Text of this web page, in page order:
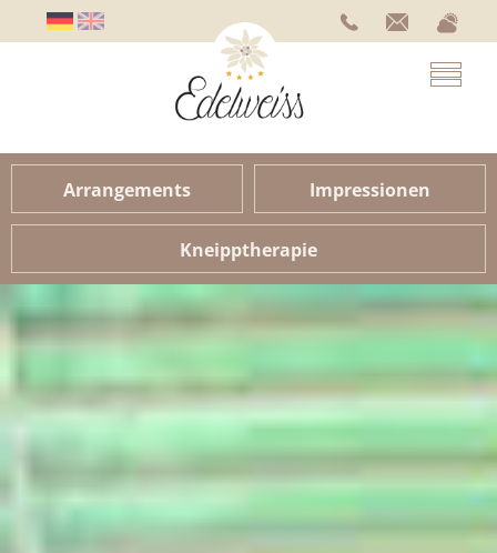
Arrangements Impressionen
Kneipptherapie